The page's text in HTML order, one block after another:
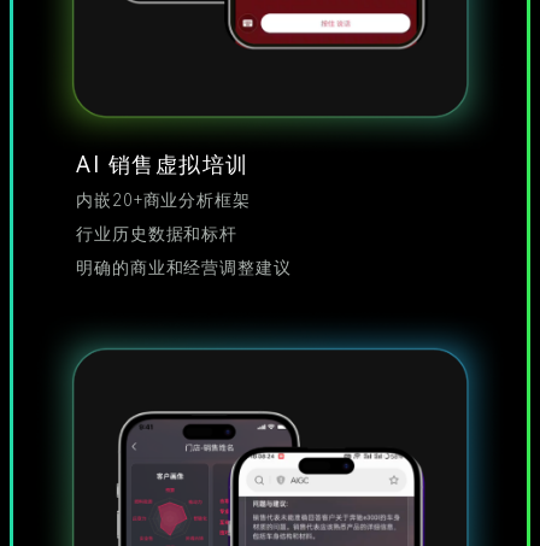
AI 销售虚拟培训
内嵌20+商业分析框架
行业历史数据和标杆
明确的商业和经营调整建议